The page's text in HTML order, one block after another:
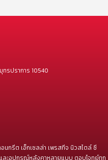
รปราการ 10540
นกรีต เอ็กเซลล่า เพรสทีจ นิวสไตล์ ซี
ะอุปกรณ์หลังคาหลายแบบ ตอบโจทย์ทุก